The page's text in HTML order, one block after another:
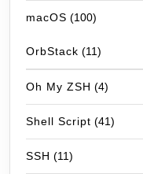
macOS (100)
OrbStack (11)
Oh My ZSH (4)
Shell Script (41)
SSH (11)